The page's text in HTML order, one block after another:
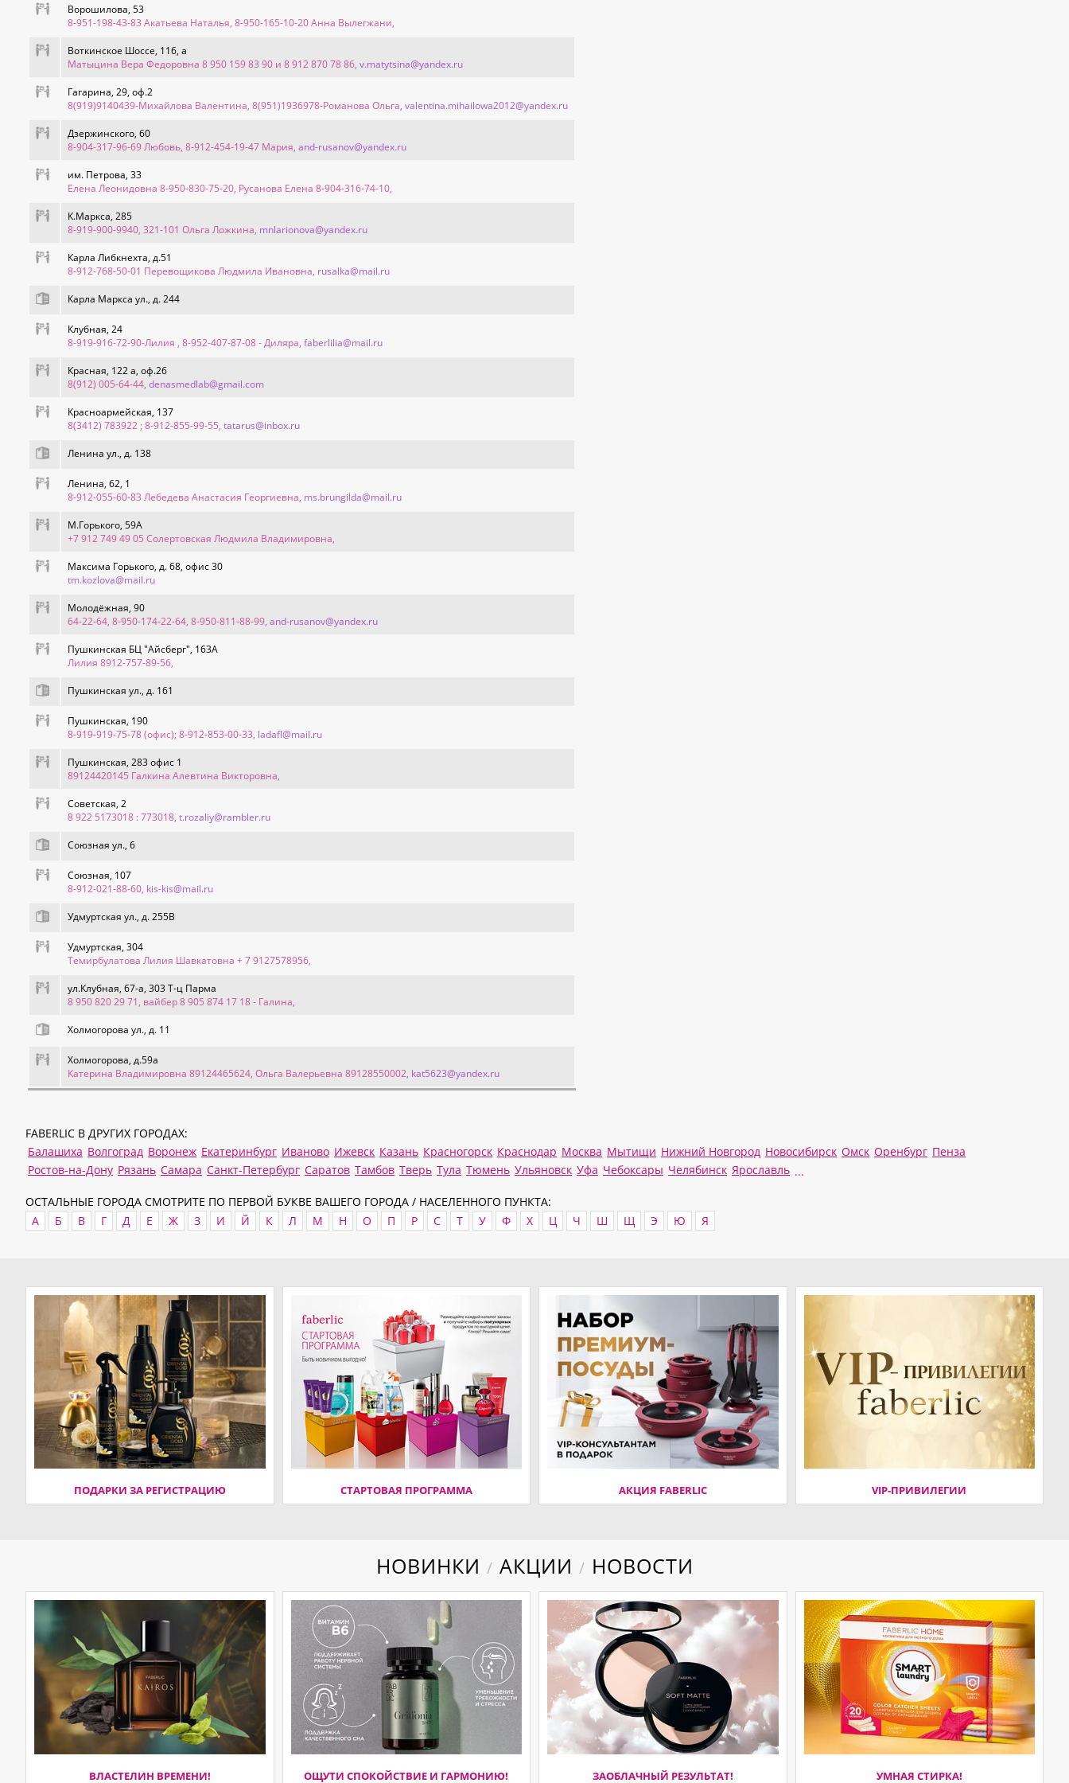
Ворошилова, 53
8-951-198-43-83 Акатьева Наталья, 8-950-165-10-20 Анна Вылегжани,
Воткинское Шоссе, 116, а
Матыцина Вера Федоровна 8 950 159 83 90 и 8 912 870 78 86, v.matytsina@yandex.ru
Гагарина, 29, оф.2
8(919)9140439-Михайлова Валентина, 8(951)1936978-Романова Ольга, valentina.mihailowa2012@yandex.ru
Дзержинского, 60
8-904-317-96-69 Любовь, 8-912-454-19-47 Мария, and-rusanov@yandex.ru
им. Петрова, 33
Елена Леонидовна 8-950-830-75-20, Русанова Елена 8-904-316-74-10,
К.Маркса, 285
8-919-900-9940, 321-101 Ольга Ложкина, mnlarionova@yandex.ru
Карла Либкнехта, д.51
8-912-768-50-01 Перевощикова Людмила Ивановна, rusalka@mail.ru
Карла Маркса ул., д. 244
Клубная, 24
8-919-916-72-90-Лилия , 8-952-407-87-08 - Диляра, faberlilia@mail.ru
Красная, 122 а, оф.26
8(912) 005-64-44, denasmedlab@gmail.com
Красноармейская, 137
8(3412) 783922 ; 8-912-855-99-55, tatarus@inbox.ru
Ленина ул., д. 138
Ленина, 62, 1
8-912-055-60-83 Лебедева Анастасия Георгиевна, ms.brungilda@mail.ru
М.Горького, 59А
+7 912 749 49 05 Солертовская Людмила Владимировна,
Максима Горького, д. 68, офис 30
tm.kozlova@mail.ru
Молодёжная, 90
64-22-64, 8-950-174-22-64, 8-950-811-88-99, and-rusanov@yandex.ru
Пушкинская БЦ "Айсберг", 163А
Лилия 8912-757-89-56,
Пушкинская ул., д. 161
Пушкинская, 190
8-919-919-75-78 (офис); 8-912-853-00-33, ladafl@mail.ru
Пушкинская, 283 офис 1
89124420145 Галкина Алевтина Викторовна,
Советская, 2
8 922 5173018 : 773018, t.rozaliy@rambler.ru
Союзная ул., 6
Союзная, 107
8-912-021-88-60, kis-kis@mail.ru
Удмуртская ул., д. 255В
Удмуртская, 304
Темирбулатова Лилия Шавкатовна + 7 9127578956,
ул.Клубная, 67-а, 303 Т-ц Парма
8 950 820 29 71, вайбер 8 905 874 17 18 - Галина,
Холмогорова ул., д. 11
Холмогорова, д.59а
Катерина Владимировна 89124465624, Ольга Валерьевна 89128550002, kat5623@yandex.ru
FABERLIC В ДРУГИХ ГОРОДАХ:
Балашиха Волгоград Воронеж Екатеринбург Иваново Ижевск Казань Красногорск Краснодар Москва Мытищи Нижний Новгород Новосибирск Омск Оренбург Пенза
Ростов-на-Дону Рязань Самара Санкт-Петербург Саратов Тамбов Тверь Тула Тюмень Ульяновск Уфа Чебоксары Челябинск Ярославль ...
ОСТАЛЬНЫЕ ГОРОДА СМОТРИТЕ ПО ПЕРВОЙ БУКВЕ ВАШЕГО ГОРОДА / НАСЕЛЕННОГО ПУНКТА:
А
Б В Г Д Е Ж З И Й К Л М Н О П Р С Т У Ф Х Ц Ч Ш Щ Э Ю Я
ПОДАРКИ ЗА РЕГИСТРАЦИЮ СТАРТОВАЯ ПРОГРАММА АКЦИЯ FABERLIC VIP-ПРИВИЛЕГИИ
НОВИНКИ / АКЦИИ / НОВОСТИ
ВЛАСТЕЛИН ВРЕМЕНИ! ОЩУТИ СПОКОЙСТВИЕ И ГАРМОНИЮ! ЗАОБЛАЧНЫЙ РЕЗУЛЬТАТ! УМНАЯ СТИРКА!